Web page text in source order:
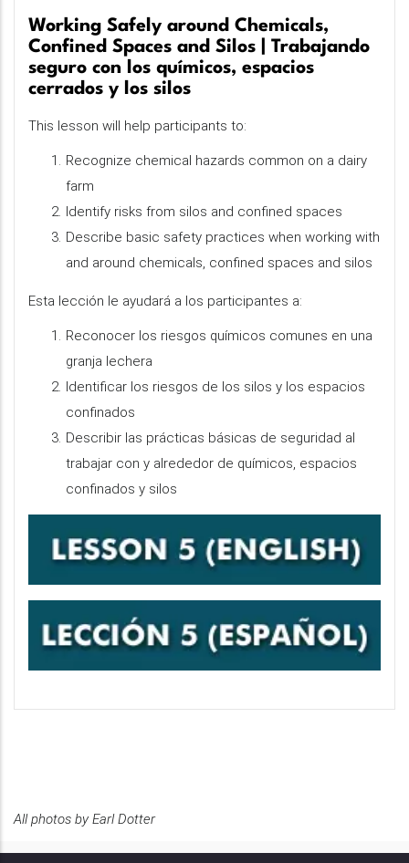
Working Safely around Chemicals,
Confined Spaces and Silos | Trabajando
seguro con los químicos, espacios
cerrados y los silos
This lesson will help participants to:
Recognize chemical hazards common on a dairy
farm
Identify risks from silos and confined spaces
Describe basic safety practices when working with
and around chemicals, confined spaces and silos
Esta lección le ayudará a los participantes a:
Reconocer los riesgos químicos comunes en una
granja lechera
Identificar los riesgos de los silos y los espacios
confinados
Describir las prácticas básicas de seguridad al
trabajar con y alrededor de químicos, espacios
confinados y silos
All photos by Earl Dotter